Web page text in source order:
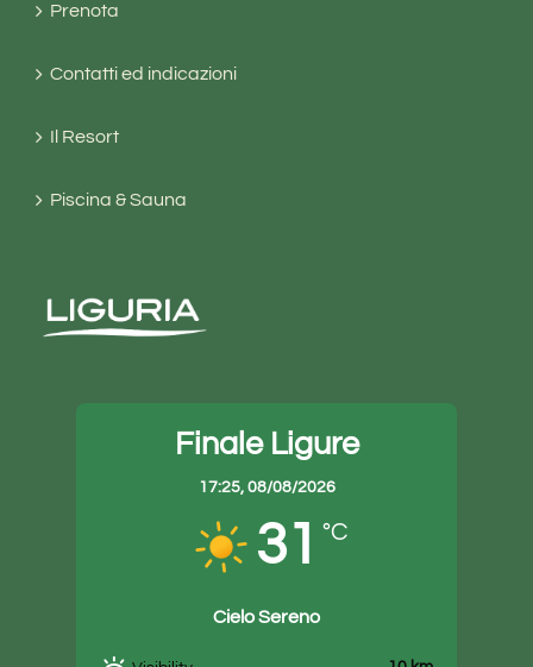
Prenota
Contatti ed indicazioni
Il Resort
Piscina & Sauna
Finale Ligure
17:25, 08/08/2026
31 °C
Cielo Sereno